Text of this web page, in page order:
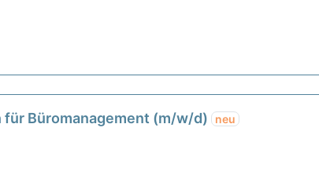
Büromanagement (m/w/d) neu